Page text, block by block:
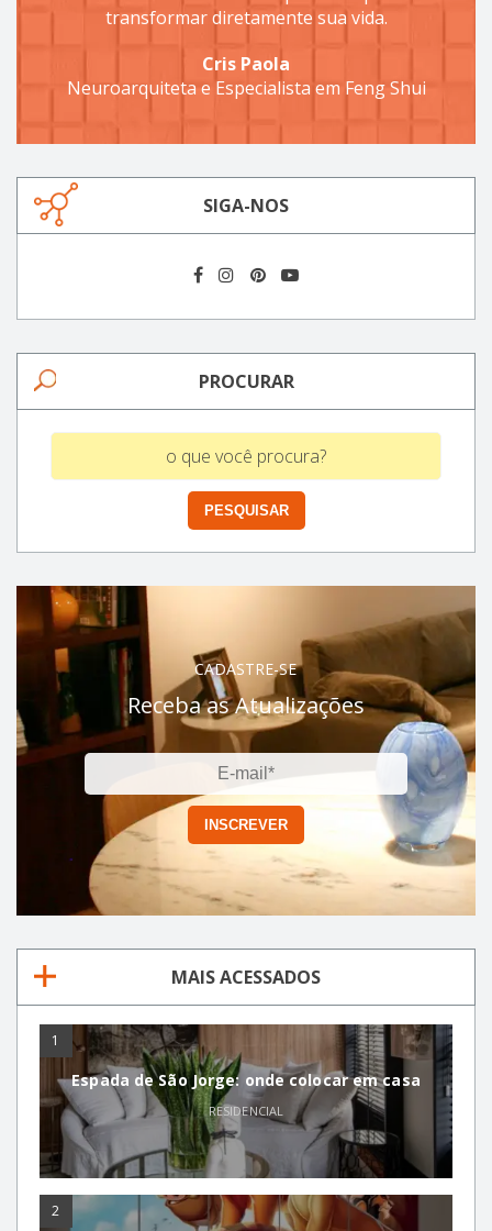
transformar diretamente sua vida.
Cris Paola
Neuroarquiteta e Especialista em Feng Shui
SIGA-NOS
PROCURAR
CADASTRE-SE
Receba as Atualizações
MAIS ACESSADOS
1
Espada de São Jorge: onde colocar em casa
RESIDENCIAL
2